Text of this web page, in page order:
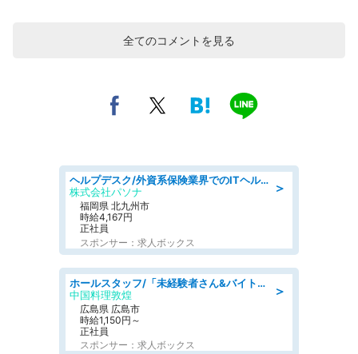
全てのコメントを見る
＞
ヘルプデスク/外資系保険業界でのITヘルプデスク業務/駅近/即日勤務可/ヘルプデスク
株式会社パソナ
福岡県 北九州市
時給4,167円
正社員
スポンサー：求人ボックス
＞
ホールスタッフ/「未経験者さん&バイトデビューも大歓迎」残業ほぼなし×1日3時間〜勤務OK!フォロー体制も充実/広島県/広島市南区
中国料理敦煌
広島県 広島市
時給1,150円～
正社員
スポンサー：求人ボックス